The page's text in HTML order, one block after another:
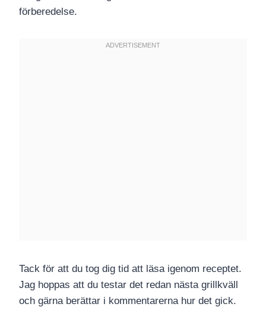
förberedelse.
Tack för att du tog dig tid att läsa igenom receptet.
Jag hoppas att du testar det redan nästa grillkväll
och gärna berättar i kommentarerna hur det gick.